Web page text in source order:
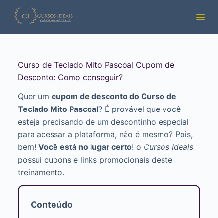
Pular
para
Curso de Teclado Mito Pascoal Cupom de
Desconto: Como conseguir?
Quer um cupom de desconto do Curso de
Teclado Mito Pascoal? É provável que você
esteja precisando de um descontinho especial
para acessar a plataforma, não é mesmo? Pois,
bem! Você está no lugar certo! o Cursos Ideais
possui cupons e links promocionais deste
treinamento.
Conteúdo